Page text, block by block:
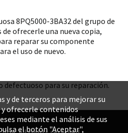
8PQ5000-3BA32 del grupo de
de ofrecerle una nueva copia,
reparar su componente
el uso de nuevo.
defectuoso para su reparación.
y de terceros para mejorar su
y ofrecerle contenidos
mediante el análisis de sus
el botón "Aceptar",